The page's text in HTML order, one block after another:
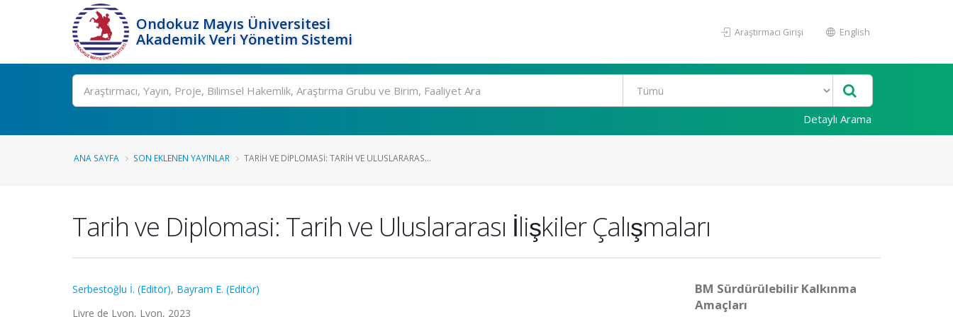
Ondokuz Mayıs Üniversitesi
Akademik Veri Yönetim Sistemi
Araştırmacı Girişi English
Ara
Detaylı Arama
ANA SAYFA SON EKLENEN YAYINLAR TARIH VE DIPLOMASI: TARIH VE ULUSLARARAS...
Tarih ve Diplomasi: Tarih ve Uluslararası İlişkiler Çalışmaları
Serbestoğlu İ. (Editör), Bayram E. (Editör)
Livre de Lyon, Lyon, 2023
BM Sürdürülebilir Kalkınma
Amaçları